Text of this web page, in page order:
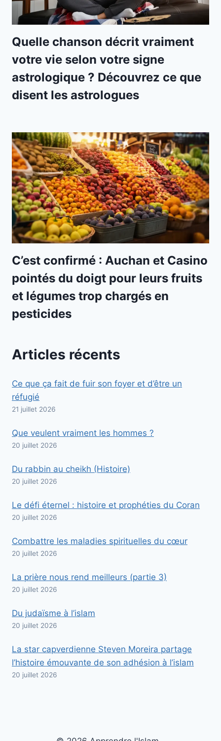
Quelle chanson décrit vraiment
votre vie selon votre signe
astrologique ? Découvrez ce que
disent les astrologues
C’est confirmé : Auchan et Casino
pointés du doigt pour leurs fruits
et légumes trop chargés en
pesticides
Articles récents
Ce que ça fait de fuir son foyer et d’être un
réfugié
21 juillet 2026
Que veulent vraiment les hommes ?
20 juillet 2026
Du rabbin au cheikh (Histoire)
20 juillet 2026
Le défi éternel : histoire et prophéties du Coran
20 juillet 2026
Combattre les maladies spirituelles du cœur
20 juillet 2026
La prière nous rend meilleurs (partie 3)
20 juillet 2026
Du judaïsme à l’islam
20 juillet 2026
La star capverdienne Steven Moreira partage
l’histoire émouvante de son adhésion à l’islam
20 juillet 2026